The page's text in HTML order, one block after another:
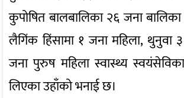
कुपोषित बालबालिका २६ जना
लैगिंक हिंसामा १ जना महिला, थुनुवा
जना पुरुष महिला स्वास्थ्य
लिएका उहाँको भनाई छ।